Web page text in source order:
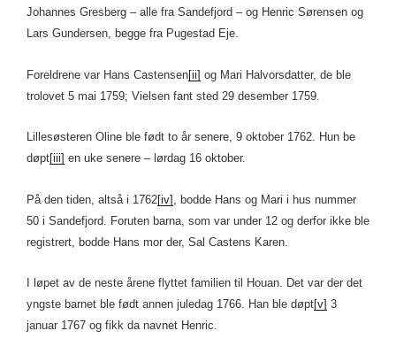
Johannes Gresberg – alle fra Sandefjord – og Henric Sørensen og
Lars Gundersen, begge fra Pugestad Eje.
Foreldrene var Hans Castensen[ii] og Mari Halvorsdatter, de ble
trolovet 5 mai 1759; Vielsen fant sted 29 desember 1759.
Lillesøsteren Oline ble født to år senere, 9 oktober 1762. Hun be
døpt[iii] en uke senere – lørdag 16 oktober.
På den tiden, altså i 1762[iv] , bodde Hans og Mari i hus nummer
50 i Sandefjord. Foruten barna, som var under 12 og derfor ikke ble
registrert, bodde Hans mor der, Sal Castens Karen.
I løpet av de neste årene flyttet familien til Houan. Det var der det
yngste barnet ble født annen juledag 1766. Han ble døpt[v] 3
januar 1767 og fikk da navnet Henric.